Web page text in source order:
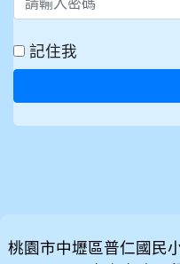
記住我
桃園市中壢區普仁國